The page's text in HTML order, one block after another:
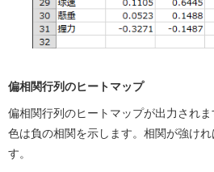
偏相関行列のヒートマップ
偏相関行列のヒートマップが出力され
色は負の相関を示します。相関が強け
す。